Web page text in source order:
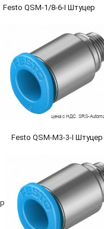
Festo QSM-1/8-6-I Штуцер
Festo QSM-M3-3-I Штуцер